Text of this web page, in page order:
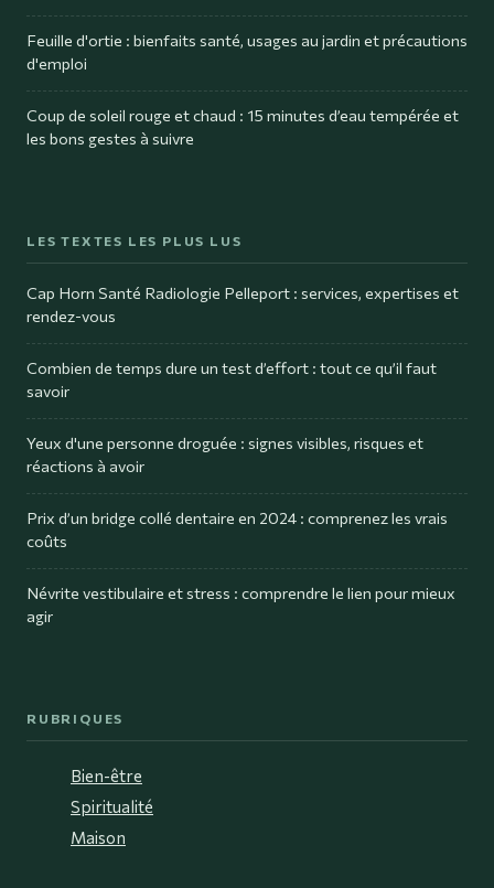
Feuille d'ortie : bienfaits santé, usages au jardin et précautions
d'emploi
Coup de soleil rouge et chaud : 15 minutes d’eau tempérée et
les bons gestes à suivre
LES TEXTES LES PLUS LUS
Cap Horn Santé Radiologie Pelleport : services, expertises et
rendez-vous
Combien de temps dure un test d’effort : tout ce qu’il faut
savoir
Yeux d'une personne droguée : signes visibles, risques et
réactions à avoir
Prix d’un bridge collé dentaire en 2024 : comprenez les vrais
coûts
Névrite vestibulaire et stress : comprendre le lien pour mieux
agir
RUBRIQUES
Bien-être
Spiritualité
Maison